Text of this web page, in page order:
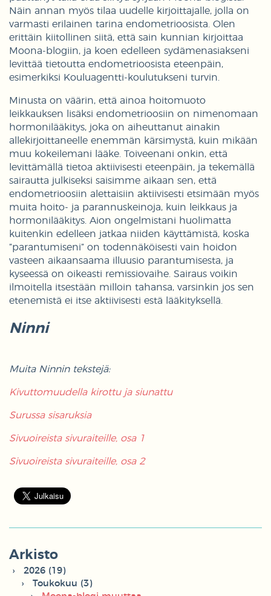
Näin annan myös tilaa uudelle kirjoittajalle, jolla on
varmasti erilainen tarina endometrioosista. Olen
erittäin kiitollinen siitä, että sain kunnian kirjoittaa
Moona-blogiin, ja koen edelleen sydämenasiakseni
levittää tietoutta endometrioosista eteenpäin,
esimerkiksi Kouluagentti-koulutukseni turvin.
Minusta on väärin, että ainoa hoitomuoto
leikkauksen lisäksi endometrioosiin on nimenomaan
hormonilääkitys, joka on aiheuttanut ainakin
allekirjoittaneelle enemmän kärsimystä, kuin mikään
muu kokeilemani lääke. Toiveenani onkin, että
levittämällä tietoa aktiivisesti eteenpäin, ja tekemällä
sairautta julkiseksi saisimme aikaan sen, että
endometrioosiin alettaisiin aktiivisesti etsimään myös
muita hoito- ja parannuskeinoja, kuin leikkaus ja
hormonilääkitys. Aion ongelmistani huolimatta
kuitenkin edelleen jatkaa niiden käyttämistä, koska
”parantumiseni” on todennäköisesti vain hoidon
vasteen aikaansaama illuusio parantumisesta, ja
kyseessä on oikeasti remissiovaihe. Sairaus voikin
ilmoitella itsestään milloin tahansa, varsinkin jos sen
etenemistä ei itse aktiivisesti estä lääkityksellä.
Ninni
Muita Ninnin tekstejä:
Kivuttomuudella kirottu ja siunattu
Surussa sisaruksia
Sivuoireista sivuraiteille, osa 1
Sivuoireista sivuraiteille, osa 2
Arkisto
2026 (19)
Toukokuu (3)